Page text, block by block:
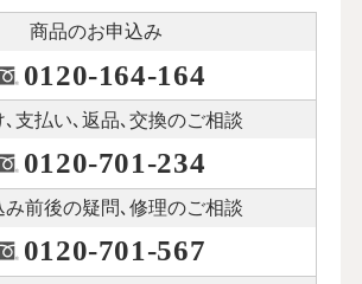
商品のお申込み
0120-164-164
支払い､ 返品､交換のご相談
0120-701-234
み前後の疑問､修理のご相談
0120-701-567